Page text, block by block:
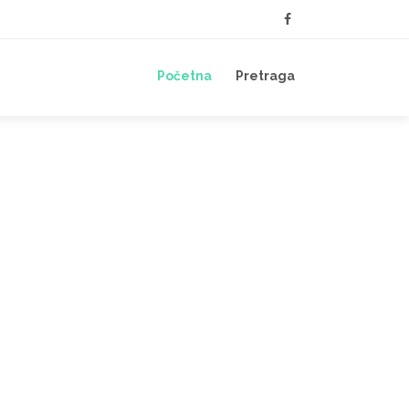
Početna Pretraga